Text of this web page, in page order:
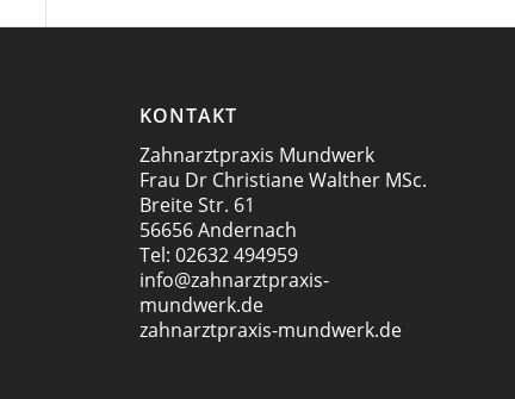
KONTAKT
Zahnarztpraxis Mundwerk
Frau Dr Christiane Walther MSc.
Breite Str. 61
56656 Andernach
Tel: 02632 494959
info@zahnarztpraxis-
mundwerk.de
zahnarztpraxis-mundwerk.de